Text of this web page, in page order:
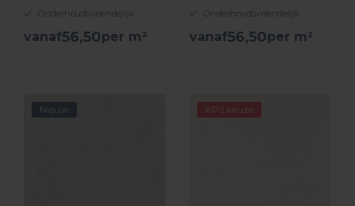
Onderhoudsvriendelijk
vanaf56,50per m²
Onderhoudsvriendelijk
vanaf56,50per m²
Nieuw KPS keuze